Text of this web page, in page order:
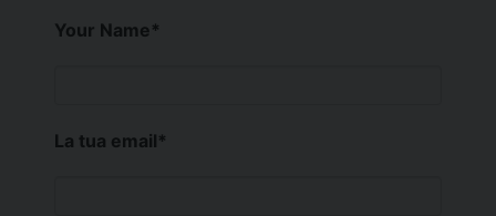
Your Name*
La tua email*